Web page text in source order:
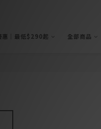
惠｜最低$290起 全部商品